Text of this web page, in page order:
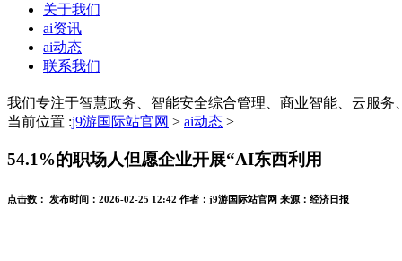
关于我们
ai资讯
ai动态
联系我们
我们专注于智慧政务、智能安全综合管理、商业智能、云服务
当前位置 :j9游国际站官网 > ai动态 >
54.1%的职场人但愿企业开展“AI东西利用
点击数： 发布时间： 2026-02-25 12:42 作者： j9游国际站官网 来源： 经济日报